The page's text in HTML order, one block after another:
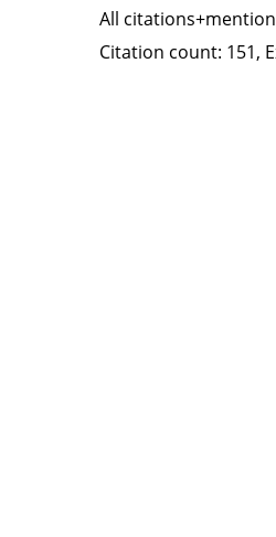
All
Citation count: 151,